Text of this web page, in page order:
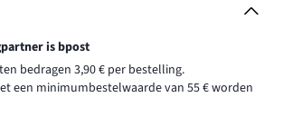
is bpost
bedragen 3,90 € per bestelling.
een minimumbestelwaarde van 55 € worden